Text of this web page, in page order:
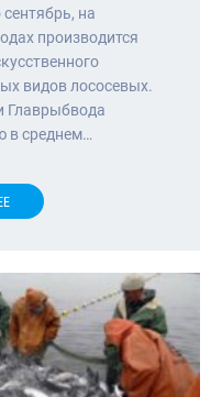
на
производится
видов лососевых.
Главрыбвода
в среднем…